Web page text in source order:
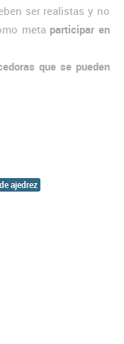
ser realistas y no
meta participar en
que se pueden
ajedrez